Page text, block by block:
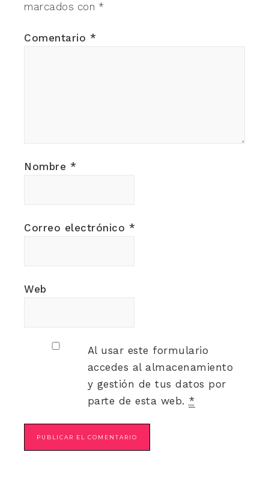
marcados con *
Comentario *
Nombre *
Correo electrónico *
Web
Al usar este formulario
accedes al almacenamiento
y gestión de tus datos por
parte de esta web. *